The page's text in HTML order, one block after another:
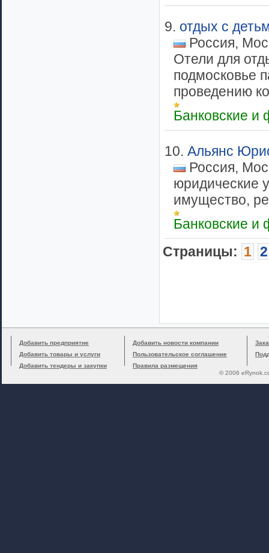
9. отдых с
Россия,
Отели для
подмосковье
проведению
Банковские и
10. Альянс
Россия,
юридические
имущество,
Банковские и
Cтраницы: 1 2
Добавить предприятие
Добавить товары и услуги
Добавить тендеры и закупки
Добавить новости компании
Пользовательское соглашение
Правила размещения
© 2006